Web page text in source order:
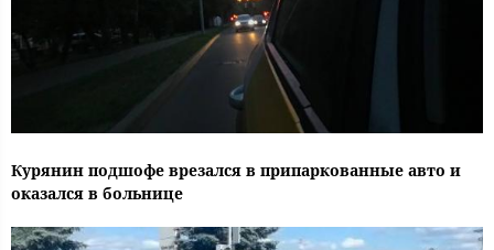
Курянин подшофе врезался в припаркованные авто и
оказался в больнице